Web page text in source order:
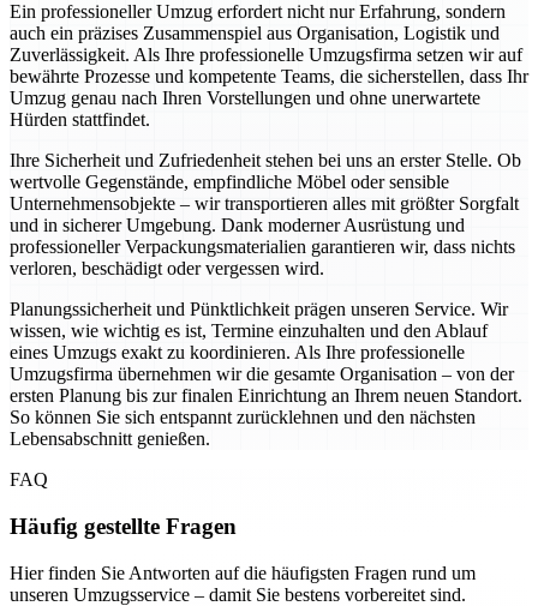
Ein professioneller Umzug erfordert nicht nur Erfahrung, sondern
auch ein präzises Zusammenspiel aus Organisation, Logistik und
Zuverlässigkeit. Als Ihre professionelle Umzugsfirma setzen wir auf
bewährte Prozesse und kompetente Teams, die sicherstellen, dass Ihr
Umzug genau nach Ihren Vorstellungen und ohne unerwartete
Hürden stattfindet.
Ihre Sicherheit und Zufriedenheit stehen bei uns an erster Stelle. Ob
wertvolle Gegenstände, empfindliche Möbel oder sensible
Unternehmensobjekte – wir transportieren alles mit größter Sorgfalt
und in sicherer Umgebung. Dank moderner Ausrüstung und
professioneller Verpackungsmaterialien garantieren wir, dass nichts
verloren, beschädigt oder vergessen wird.
Planungssicherheit und Pünktlichkeit prägen unseren Service. Wir
wissen, wie wichtig es ist, Termine einzuhalten und den Ablauf
eines Umzugs exakt zu koordinieren. Als Ihre professionelle
Umzugsfirma übernehmen wir die gesamte Organisation – von der
ersten Planung bis zur finalen Einrichtung an Ihrem neuen Standort.
So können Sie sich entspannt zurücklehnen und den nächsten
Lebensabschnitt genießen.
FAQ
Häufig gestellte Fragen
Hier finden Sie Antworten auf die häufigsten Fragen rund um
unseren Umzugsservice – damit Sie bestens vorbereitet sind.